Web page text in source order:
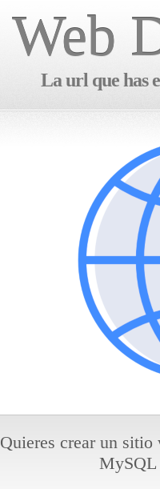
Web
La url que has
Quieres crear un sitio
MySQL